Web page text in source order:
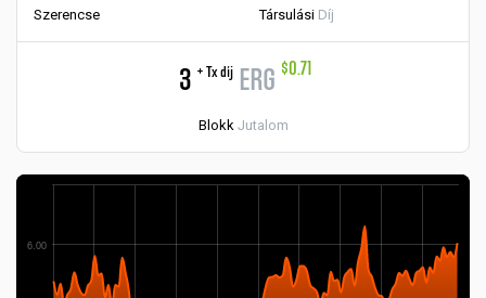
Szerencse Társulási Díj
3 + Tx díj ERG $0.71
Blokk Jutalom
6.00